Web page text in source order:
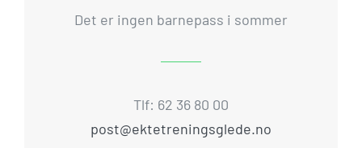
Det er ingen barnepass i sommer
Tlf: 62 36 80 00
post@ektetreningsglede.no